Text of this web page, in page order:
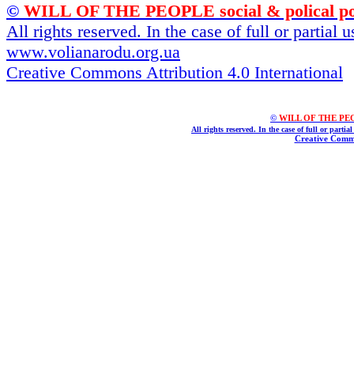
© WILL OF THE PEOPLE social & polical
All rights reserved. In the case of full or partial
www.volianarodu.org.ua
Creative Commons Attribution 4.0 International
© WILL OF THE
All rights reserved. In the case of full or
Creative